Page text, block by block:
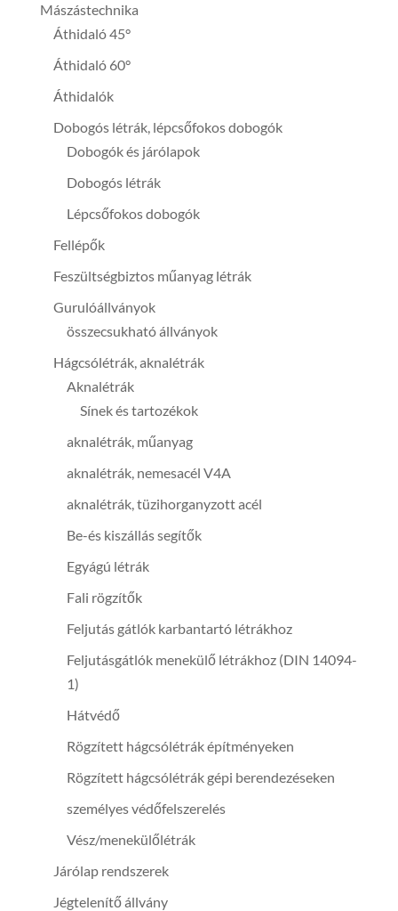
Mászástechnika
Áthidaló 45°
Áthidaló 60°
Áthidalók
Dobogós létrák, lépcsőfokos dobogók
Dobogók és járólapok
Dobogós létrák
Lépcsőfokos dobogók
Fellépők
Feszültségbiztos műanyag létrák
Gurulóállványok
összecsukható állványok
Hágcsólétrák, aknalétrák
Aknalétrák
Sínek és tartozékok
aknalétrák, műanyag
aknalétrák, nemesacél V4A
aknalétrák, tüzihorganyzott acél
Be-és kiszállás segítők
Egyágú létrák
Fali rögzítők
Feljutás gátlók karbantartó létrákhoz
Feljutásgátlók menekülő létrákhoz (DIN 14094-
1)
Hátvédő
Rögzített hágcsólétrák építményeken
Rögzített hágcsólétrák gépi berendezéseken
személyes védőfelszerelés
Vész/menekülőlétrák
Járólap rendszerek
Jégtelenítő állvány